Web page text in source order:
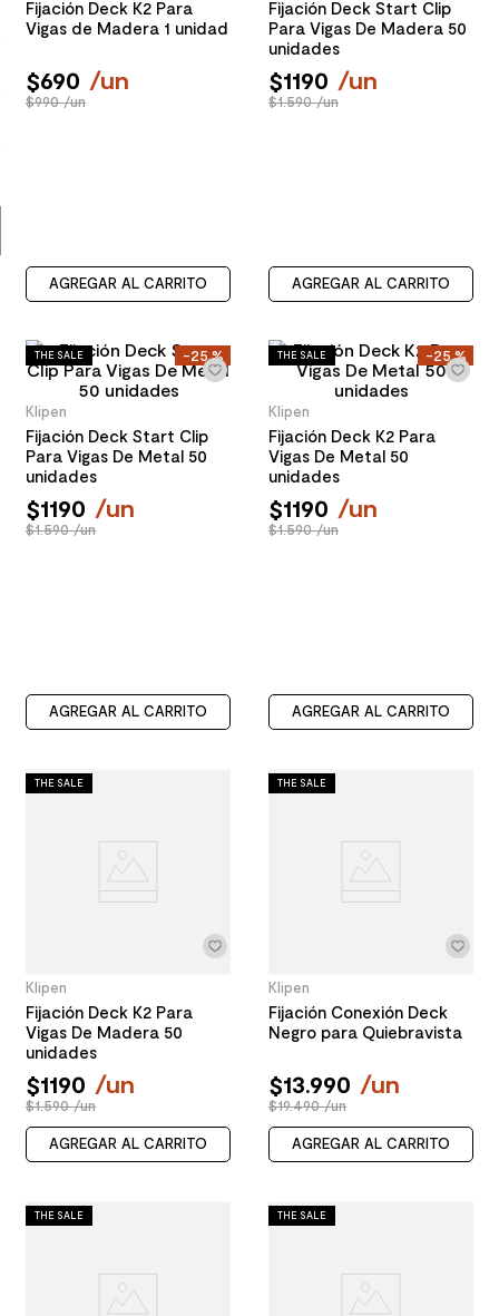
9. spc
10. columna ducha
Fijación Deck K2 Para
Vigas de Madera 1 unidad
$690 /un
$990 /un
AGREGAR AL CARRITO
Fijación Deck Start Clip
Para Vigas De Madera 50
unidades
$1190 /un
$1.590 /un
AGREGAR AL CARRITO
-25 %
THE SALE
Klipen
Fijación Deck Start Clip
Para Vigas De Metal 50
unidades
$1190 /un
$1.590 /un
AGREGAR AL CARRITO
-25 %
THE SALE
Klipen
Fijación Deck K2 Para
Vigas De Metal 50
unidades
$1190 /un
$1.590 /un
AGREGAR AL CARRITO
THE SALE
Klipen
Fijación Deck K2 Para
Vigas De Madera 50
unidades
$1190 /un
$1.590 /un
AGREGAR AL CARRITO
THE SALE
Klipen
Fijación Conexión Deck
Negro para Quiebravista
$13.990 /un
$19.490 /un
AGREGAR AL CARRITO
THE SALE THE SALE